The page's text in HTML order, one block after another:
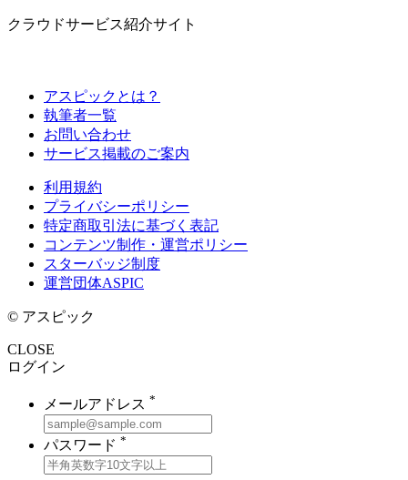
クラウドサービス紹介サイト
アスピックとは？
執筆者一覧
お問い合わせ
サービス掲載のご案内
利用規約
プライバシーポリシー
特定商取引法に基づく表記
コンテンツ制作・運営ポリシー
スターバッジ制度
運営団体ASPIC
© アスピック
CLOSE
ログイン
メールアドレス *
パスワード *